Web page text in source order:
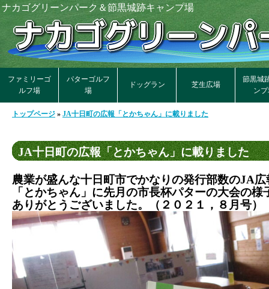
ナカゴグリーンパーク＆節黒城跡キャンプ場
ファミリーゴ
ルフ場
パターゴルフ
場
ドッグラン 芝生広場
節黒城
ン
トップページ » JA十日町の広報「とかちゃん」に載りました
JA十日町の広報「とかちゃん」に載りました
農業が盛んな十日町市でかなりの発行部数のJA広
「とかちゃん」に先月の市長杯パターの大会の様
ありがとうございました。（２０２１，８月号）